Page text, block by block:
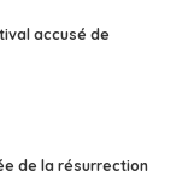
accusé de
de la résurrection